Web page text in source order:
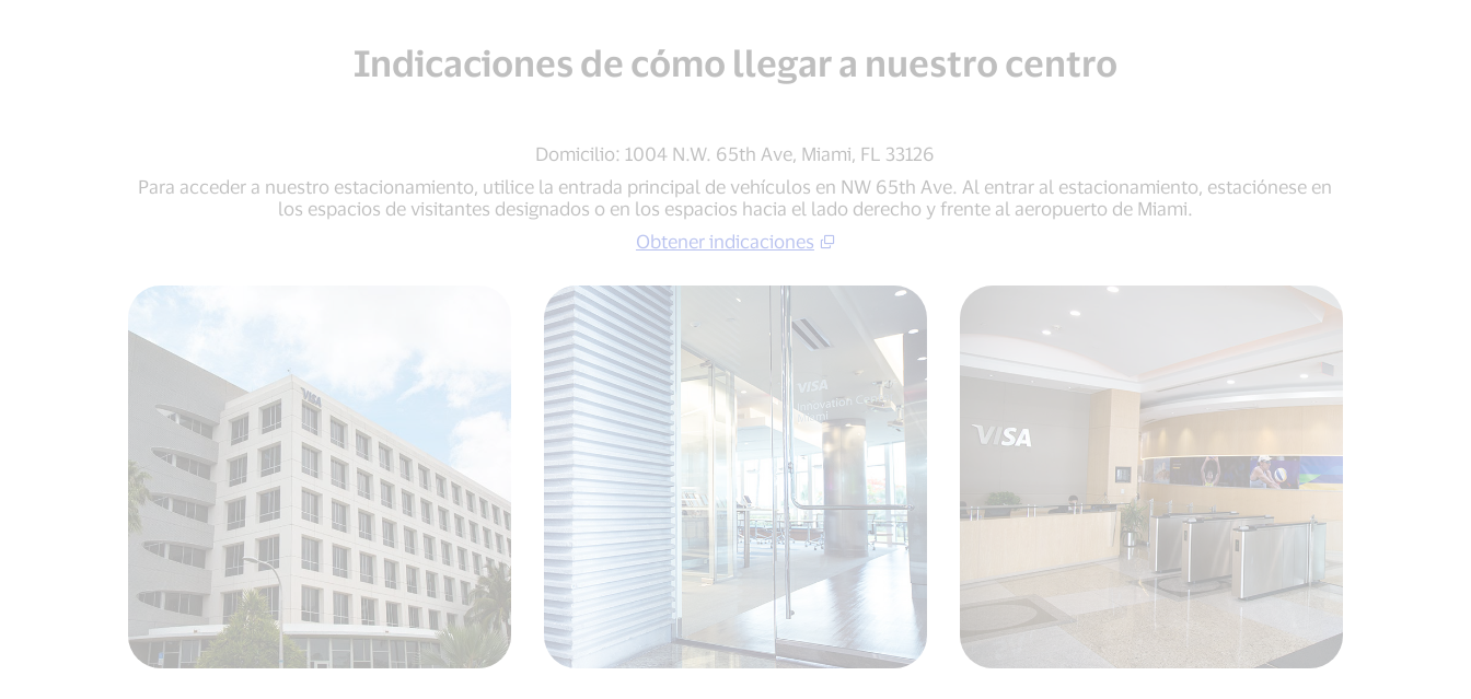
Indicaciones de cómo llegar a nuestro centro
Domicilio: 1004 N.W. 65th Ave, Miami, FL 33126
Para acceder a nuestro estacionamiento, utilice la entrada principal de vehículos en NW 65th Ave. Al entrar al estacionamiento, estaciónese en
los espacios de visitantes designados o en los espacios hacia el lado derecho y frente al aeropuerto de Miami.
Obtener indicaciones